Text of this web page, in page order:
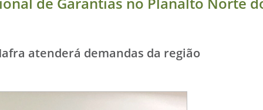
atenderá demandas da região